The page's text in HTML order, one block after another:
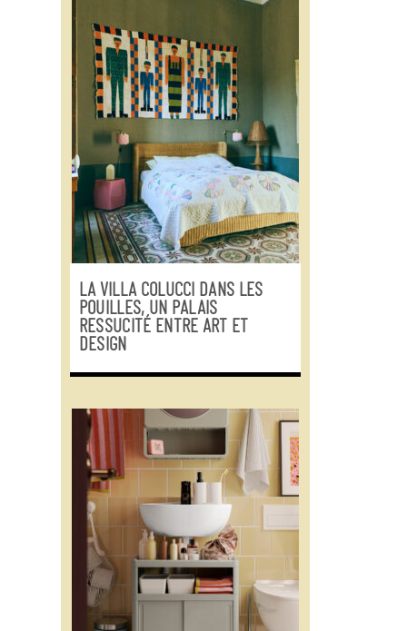
LA VILLA COLUCCI DANS LES
POUILLES, UN PALAIS
RESSUCITÉ ENTRE ART ET
DESIGN